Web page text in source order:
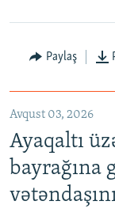
Paylaş
Avqust 03, 2026
Ayaqaltı
bayrağına